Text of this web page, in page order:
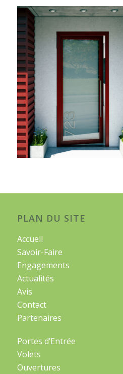
PLAN DU SITE
Accueil
Savoir-Faire
Engagements
Actualités
Avis
Contact
Partenaires
Portes d’Entrée
Volets
Ouvertures